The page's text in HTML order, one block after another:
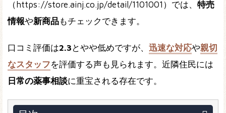
（https://store.ainj.co.jp/detail/1101001）では、 特売
情報や新商品もチェックできます。
口コミ評価は2.3 とやや低めですが、 迅速な対応や親切
なスタッフを評価する声も見られます。近隣住民には
日常の薬事相談に重宝される存在です。